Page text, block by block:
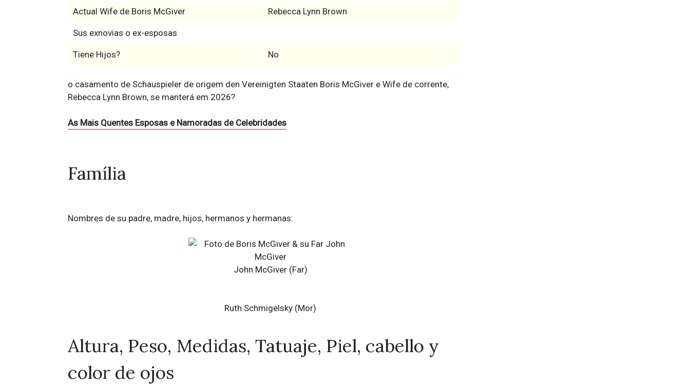
Actual Wife de Boris McGiver Rebecca Lynn Brown
Sus exnovias o ex-esposas
Tiene Hijos? No
o casamento de Schauspieler de origem den Vereinigten Staaten Boris McGiver e Wife de corrente,
Rebecca Lynn Brown, se manterá em 2026?
As Mais Quentes Esposas e Namoradas de Celebridades
Família
Nombres de su padre, madre, hijos, hermanos y hermanas:
John McGiver (Far)
Ruth Schmigelsky (Mor)
Altura, Peso, Medidas, Tatuaje, Piel, cabello y
color de ojos